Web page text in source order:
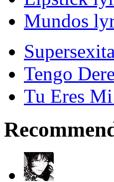
Mundos
Tengo
Tu Eres